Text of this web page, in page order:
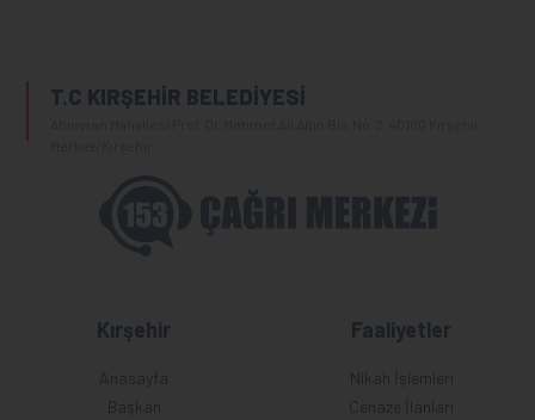
T.C KIRŞEHİR BELEDİYESİ
Kırşehir
Anasayfa
Başkan
Faaliyetler
Nikah İşlemleri
Cenaze İlanları